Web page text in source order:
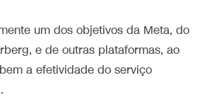
um dos objetivos da Meta, do
e de outras plataformas, ao
a efetividade do serviço